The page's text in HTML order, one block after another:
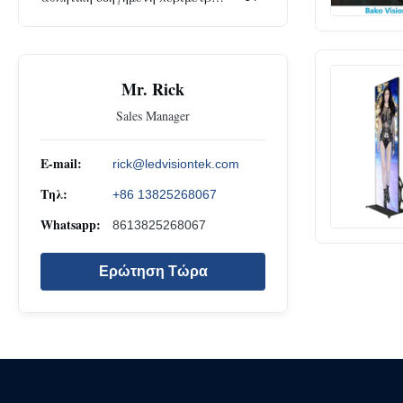
Mr. Rick
Sales Manager
E-mail: rick@ledvisiontek.com
Τηλ: +86 13825268067
Whatsapp: 8613825268067
Ερώτηση Τώρα